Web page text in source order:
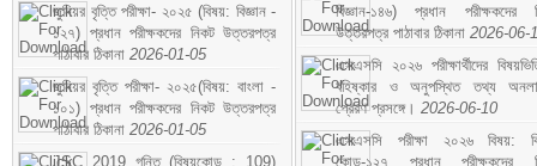
জুনিয়র বৃত্তি পরীক্ষা- ২০২৫ (বিষয়: বিজ্ঞান -
১২৭) প্রধান পরীক্ষকদের নিকট উত্তরপত্র
পাঠাবার ঠিকানা 2026-01-05
জুনিয়র বৃত্তি পরীক্ষা- ২০২৫(বিষয়: বাংলা -
১০১) প্রধান পরীক্ষকদের নিকট উত্তরপত্র
পাঠাবার ঠিকানা 2026-01-05
JSC 2019 গনিত (বিষয়কোড : 109)
বিজ্ঞান-১৪৬) প্রধান পরীক্ষকদের
উত্তরপত্র পাঠাবার ঠিকানা 2026-06-
এসএসসি ২০২৬ পরীক্ষার্থীদের
বহিষ্কার ও অনুপস্থিত তথ্য
প্রেরণ প্রসঙ্গে। 2026-06-10
এসএসসি পরীক্ষা ২০২৬ বিষয়:
কোড-১২৭ প্রধান পরীক্ষকদের